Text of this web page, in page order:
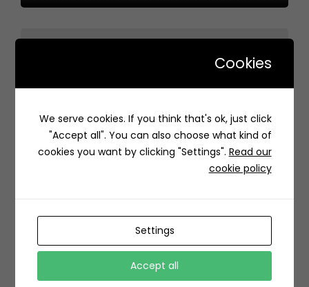
Café Aziz | كافي عزيز
H42V+GC Ar Rawdah, Jeddah Saudi Arabia
3556 طريق الملك عبدالله، الحمراء، الرياض 13216 6389،، الحمراء،
Cookies
We serve cookies. If you think that's ok, just click
"Accept all". You can also choose what kind of
cookies you want by clicking "Settings". Read our
cookie policy
Settings
Accept all